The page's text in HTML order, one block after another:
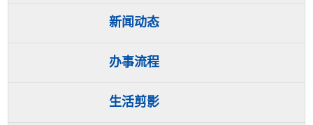
新闻动态
办事流程
生活剪影